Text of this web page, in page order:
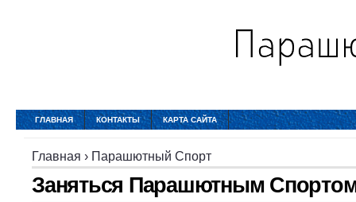
ГЛАВНАЯ КОНТАКТЫ КАРТА САЙТА
Главная › Парашютный Спорт
Заняться Парашютным